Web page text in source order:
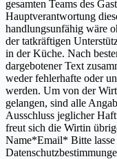
gesamten Teams des
Hauptverantwortung
handlungsunfähig wäre
der tatkräftigen
in der Küche. Nach
dargebotener Text
weder fehlerhafte oder
werden. Um von der
gelangen, sind alle
Ausschluss jeglicher
freut sich die Wirtin
Name*Email* Bitte lasse